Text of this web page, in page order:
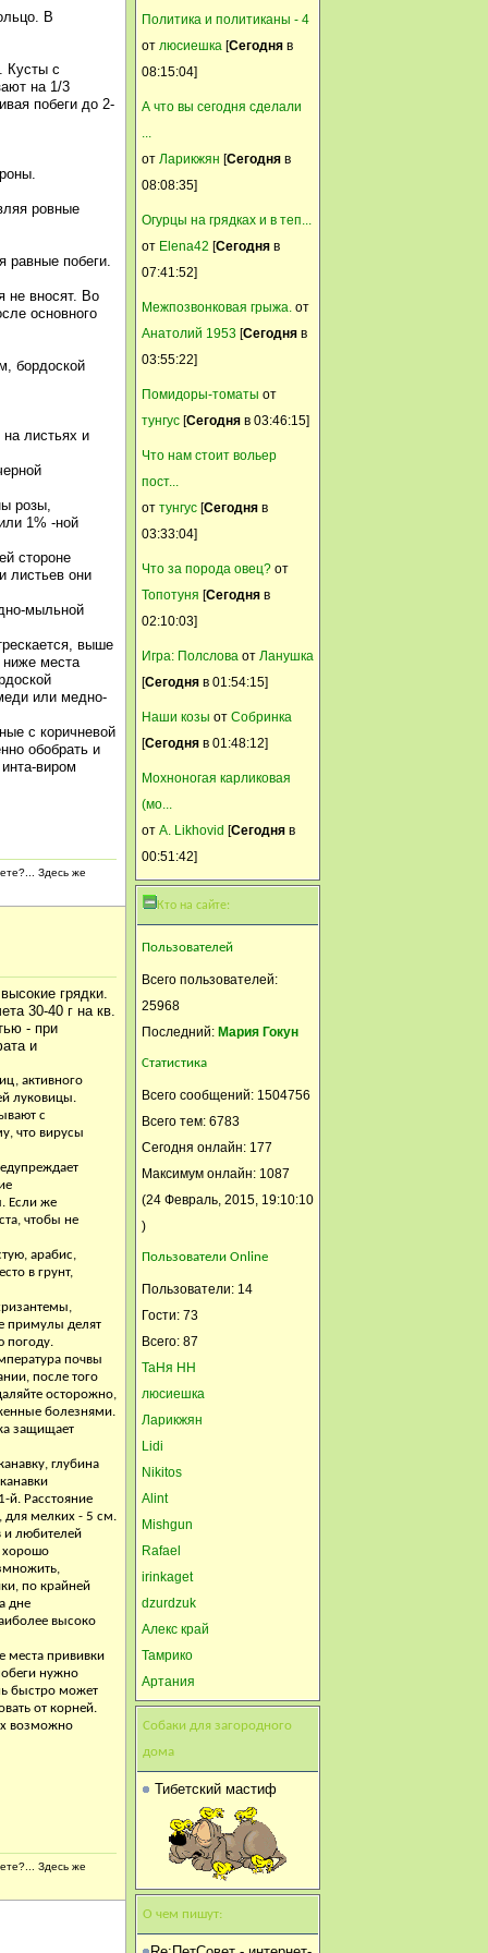
В
Кусты с
на 1/3
побеги до 2-
ровные
равные побеги.
не вносят. Во
основного
бордоской
листьях и
розы,
1% -ной
стороне
листьев они
мыльной
выше
ниже места
или медно-
с коричневой
обобрать и
виром
Здесь же
грядки.
30-40 г на кв.
- при
и
активного
луковицы.
с
что вирусы
Если же
чтобы не
арабис,
в грунт,
примулы делят
погоду.
почвы
после того
осторожно,
болезнями.
защищает
глубина
й. Расстояние
для мелких - 5 см.
и любителей
хорошо
по крайней
дне
высоко
места прививки
нужно
быстро может
от корней.
возможно
Здесь же
Светик,не надо его шнапсом
брать )) Эта ежиха каждый
год у нас в сарае где нить
родит ежат,в гнёзда не лезла
никогда .Сегодня
посмотрела,яйца на месте,не
тронула
Anmari
13 Июнь, 2015, 01:00:05
Ежи - душки! Гнёзда можно и
поднять над землёй повыше,
а в этом пусть ежиха живёт,
13 Июнь, 2015, 00:47:00
Ира, пригласи нашего
Шнапса- ежа берет "на раз"!
Селянка
12 Июнь, 2015, 23:58:06
Блин ((( Только этого не
хватало .
НИНА******
12 Июнь, 2015, 23:40:55
Ежи хищники и едят всё
окромя овощей и фруктов,
него у них.
Селянка
яйца куриные едят ? Ежиха у
12 Июнь, 2015, 15:22:20
С ПРАЗДНИКОМ!!!! С
ДНЕМ РОССИИ!!!
Анатолий 1953
12 Июнь, 2015, 15:18:29
рабочий день ! Работаем на
себя !
Селянка
Fiolent
12 Июнь, 2015, 14:21:59
С праздником, подворцы! С
днем России!
SergiyLB
нужна корова
Политика и политиканы - 4
от люсиешка [Сегодня в
08:15:04]
А что вы сегодня сделали
от Ларикжян [Сегодня в
08:08:35]
Огурцы на грядках и в теп...
от Elena42 [Сегодня в
07:41:52]
Межпозвонковая грыжа. от
Анатолий 1953 [Сегодня в
03:55:22]
Помидоры-томаты от
тунгус [Сегодня в 03:46:15]
Что нам стоит вольер
пост...
от тунгус [Сегодня в
03:33:04]
Что за порода овец? от
Топотуня [Сегодня в
02:10:03]
Игра: Полслова от Ланушка
[Сегодня в 01:54:15]
Наши козы от Собринка
[Сегодня в 01:48:12]
Мохноногая карликовая
(мо...
от A. Likhovid [Сегодня в
00:51:42]
Кто на сайте:
Пользователей
Всего пользователей:
25968
Последний: Мария Гокун
Статистика
Всего сообщений: 1504756
Всего тем: 6783
Сегодня онлайн: 177
Максимум онлайн: 1087
(24 Февраль, 2015, 19:10:10
)
Пользователи Online
Пользователи: 14
Гости: 73
Всего: 87
ТаНя НН
люсиешка
Ларикжян
Lidi
Nikitos
Alint
Mishgun
Rafael
irinkaget
dzurdzuk
Алекс край
Тамрико
Артания
Собаки для загородного
дома
Тибетский мастиф
О чем пишут: